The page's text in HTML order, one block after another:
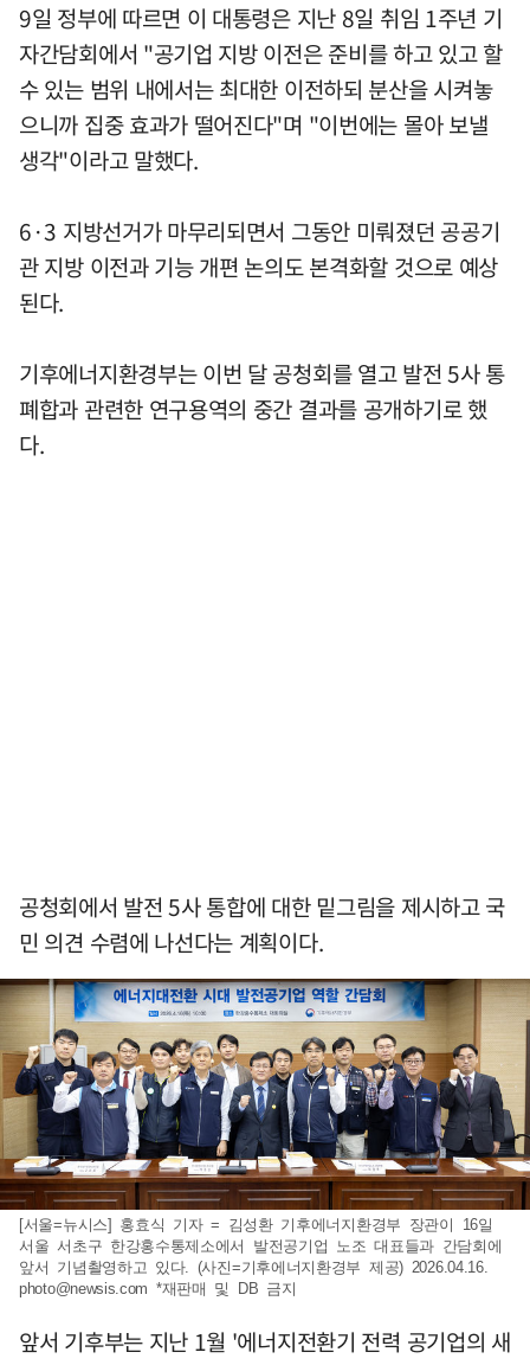
9일 정부에 따르면 이 대통령은 지난 8일 취임 1주년 기
자간담회에서 "공기업 지방 이전은 준비를 하고 있고 할
수 있는 범위 내에서는 최대한 이전하되 분산을 시켜놓
으니까 집중 효과가 떨어진다"며 "이번에는 몰아 보낼
생각"이라고 말했다.
6·3 지방선거가 마무리되면서 그동안 미뤄졌던 공공기
관 지방 이전과 기능 개편 논의도 본격화할 것으로 예상
된다.
기후에너지환경부는 이번 달 공청회를 열고 발전 5사 통
폐합과 관련한 연구용역의 중간 결과를 공개하기로 했
다.
공청회에서 발전 5사 통합에 대한 밑그림을 제시하고 국
민 의견 수렴에 나선다는 계획이다.
[서울=뉴시스] 홍효식 기자 = 김성환 기후에너지환경부 장관이 16일
서울 서초구 한강홍수통제소에서 발전공기업 노조 대표들과 간담회에
앞서 기념촬영하고 있다. (사진=기후에너지환경부 제공) 2026.04.16.
photo@newsis.com *재판매 및 DB 금지
앞서 기후부는 지난 1월 '에너지전환기 전력 공기업의 새